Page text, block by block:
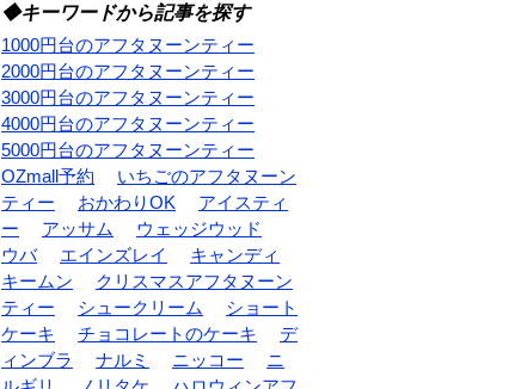
◆キーワードから記事を探す
1000円台のアフタヌーンティー
2000円台のアフタヌーンティー
3000円台のアフタヌーンティー
4000円台のアフタヌーンティー
5000円台のアフタヌーンティー
OZmall予約
いちごのアフタヌーン
ティー
おかわりOK
アイスティ
ー
アッサム
ウェッジウッド
ウバ
エインズレイ
キャンディ
キームン
クリスマスアフタヌーン
ティー
シュークリーム
ショート
ケーキ
チョコレートのケーキ
デ
ィンブラ
ナルミ ニッコー
ニ